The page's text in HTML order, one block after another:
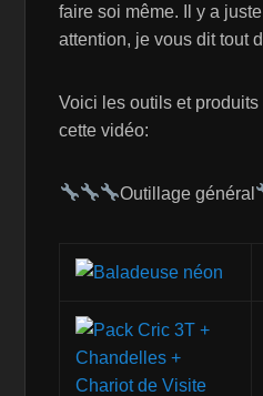
faire soi même. Il y a
attention, je vous dit tout
Voici les outils et
cette vidéo:
Outillage général